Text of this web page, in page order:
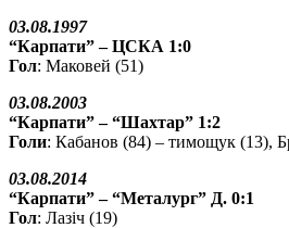
03.08.1997
“Карпати” – ЦСКА 1:0
Гол: Маковей (51)
03.08.2003
“Карпати” – “Шахтар” 1:2
Голи: Кабанов (84) – тимощук (13),
03.08.2014
“Карпати” – “Металург” Д. 0:1
Гол: Лазіч (19)